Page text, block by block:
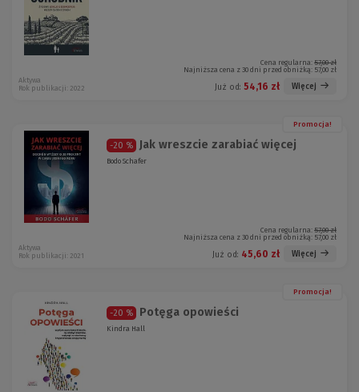
Cena regularna: 57,00 zł
Najniższa cena z 30 dni przed obniżką: 57,00 zł
Już od: 54,16 zł Więcej
Aktywa
Rok publikacji: 2022
Promocja!
-20 % Jak wreszcie zarabiać więcej
Bodo Schafer
Cena regularna: 57,00 zł
Najniższa cena z 30 dni przed obniżką: 57,00 zł
Już od: 45,60 zł Więcej
Aktywa
Rok publikacji: 2021
Promocja!
-20 % Potęga opowieści
Kindra Hall